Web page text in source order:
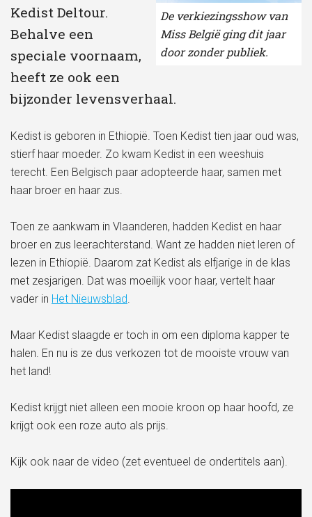
De verkiezingsshow van
Miss België ging dit jaar
door zonder publiek.
Kedist Deltour.
Behalve een
speciale voornaam,
heeft ze ook een
bijzonder levensverhaal.
Kedist is geboren in Ethiopië. Toen Kedist tien jaar oud was,
stierf haar moeder. Zo kwam Kedist in een weeshuis
terecht. Een Belgisch paar adopteerde haar, samen met
haar broer en haar zus.
Toen ze aankwam in Vlaanderen, hadden Kedist en haar
broer en zus leerachterstand. Want ze hadden niet leren of
lezen in Ethiopië. Daarom zat Kedist als elfjarige in de klas
met zesjarigen. Dat was moeilijk voor haar, vertelt haar
vader in Het Nieuwsblad.
Maar Kedist slaagde er toch in om een diploma kapper te
halen. En nu is ze dus verkozen tot de mooiste vrouw van
het land!
Kedist krijgt niet alleen een mooie kroon op haar hoofd, ze
krijgt ook een roze auto als prijs.
Kijk ook naar de video (zet eventueel de ondertitels aan).